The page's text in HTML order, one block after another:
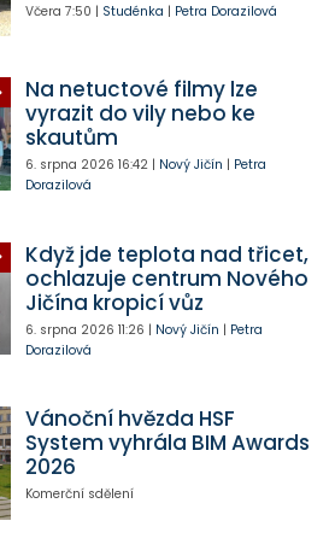
Včera 7:50 | Studénka | Petra Dorazilová
Na netuctové filmy lze
vyrazit do vily nebo ke
skautům
6. srpna 2026 16:42| Nový Jičín | Petra
Dorazilová
Když jde teplota nad třicet,
ochlazuje centrum Nového
Jičína kropicí vůz
6. srpna 2026 11:26 | Nový Jičín | Petra
Dorazilová
Vánoční hvězda HSF
System vyhrála BIM Awards
2026
Komerční sdělení